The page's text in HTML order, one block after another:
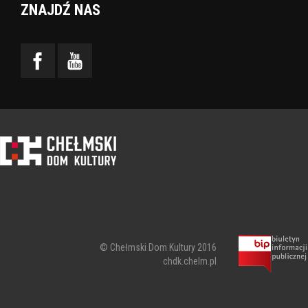
ZNAJDŹ NAS
© Chełmski Dom Kultury 2016
chdk.chelm.pl